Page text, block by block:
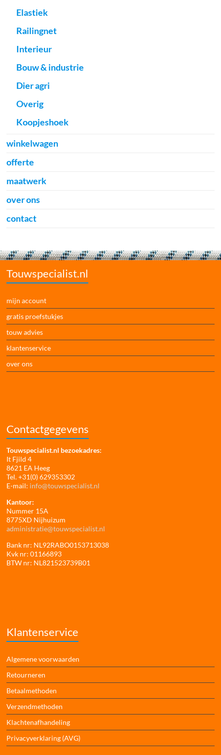
Elastiek
Railingnet
Interieur
Bouw & industrie
Dier agri
Overig
Koopjeshoek
winkelwagen
offerte
maatwerk
over ons
contact
Touwspecialist.nl
mijn account
gratis proefstukjes
touw advies
klantenservice
over ons
Contactgegevens
Touwspecialist.nl bezoekadres:
It Fjild 4
8621 EA Heeg
Tel. +31(0) 629353302
E-mail: info@touwspecialist.nl
Kantoor:
Nummer 15A
8775XD Nijhuizum
administratie@touwspecialist.nl
Bank nr: NL92RABO0153713038
Kvk nr: 01166893
BTW nr: NL821523739B01
Klantenservice
Algemene voorwaarden
Retourneren
Betaalmethoden
Verzendmethoden
Klachtenafhandeling
Privacyverklaring (AVG)